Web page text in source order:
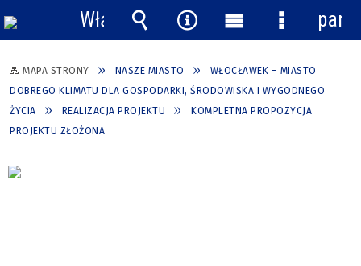
MAPA STRONY NASZE MIASTO
WŁOCŁAWEK – MIASTO
DOBREGO KLIMATU DLA GOSPODARKI, ŚRODOWISKA I WYGODNEGO
ŻYCIA
REALIZACJA PROJEKTU
KOMPLETNA PROPOZYCJA
PROJEKTU ZŁOŻONA
Włącz
powiadomienia
Wyszukiwarka
Narzędzia
Menu
główne
Menu
panel